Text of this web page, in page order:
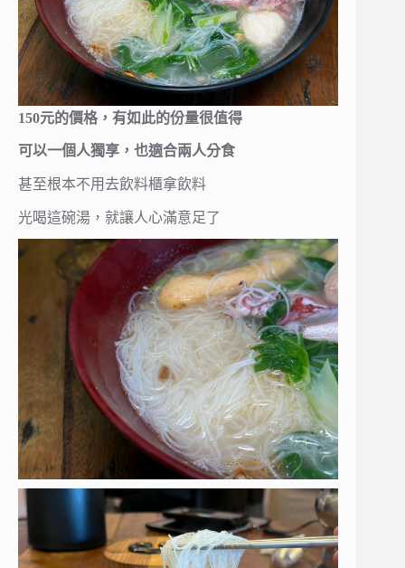
150元的價格，有如此的份量很值得
可以一個人獨享，也適合兩人分食
甚至根本不用去飲料櫃拿飲料
光喝這碗湯，就讓人心滿意足了